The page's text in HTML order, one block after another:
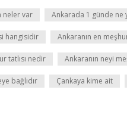
neler var Ankarada 1 günde ne
hangisidir Ankaranın en
tatlısı nedir Ankaranın neyi
bağlıdır Çankaya kime ait